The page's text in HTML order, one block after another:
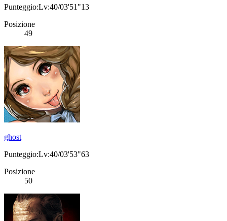
Punteggio:Lv:40/03'51"13
Posizione
49
ghost
Punteggio:Lv:40/03'53"63
Posizione
50